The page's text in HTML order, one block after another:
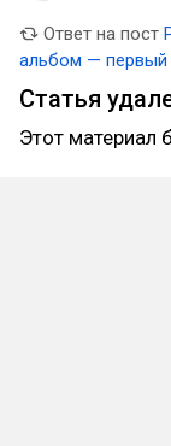
Ответ на пост
альбом — первый
Статья
Этот материал